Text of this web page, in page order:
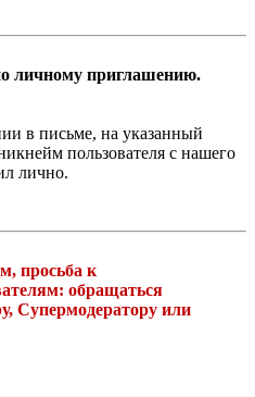
личному приглашению.
в письме, на указанный
пользователя с нашего
лично.
просьба к
обращаться
Супермодератору или